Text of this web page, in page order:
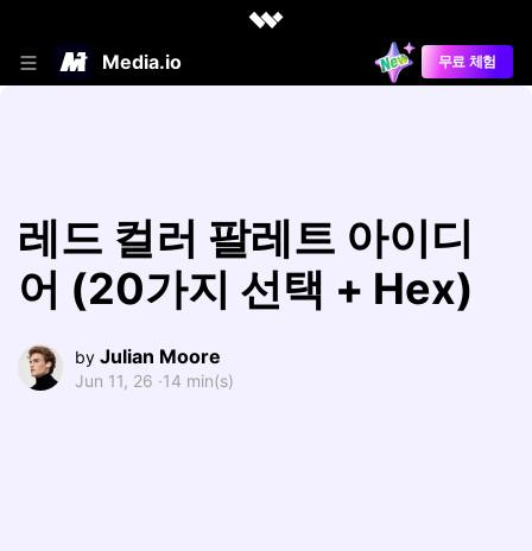
Media.io 무료 체험
레드 컬러 팔레트 아이디
어 (20가지 선택 + Hex)
by Julian Moore
Jun 11, 26 ·14 min(s)